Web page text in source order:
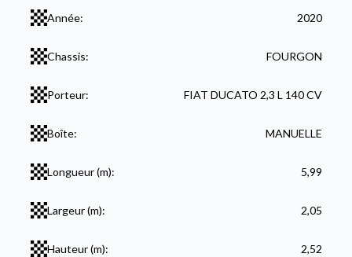
Année: 2020
Chassis: FOURGON
Porteur: FIAT DUCATO 2,3 L 140 CV
Boîte: MANUELLE
Longueur (m): 5,99
Largeur (m): 2,05
Hauteur (m): 2,52